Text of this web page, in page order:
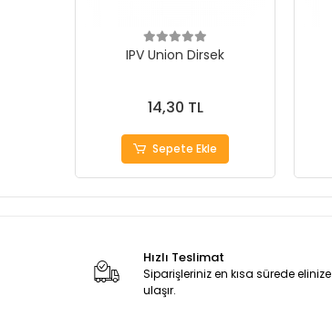
IPV Union Dirsek
14,30 TL
Sepete Ekle
Hızlı Teslimat
Siparişleriniz en kısa sürede elinize
ulaşır.